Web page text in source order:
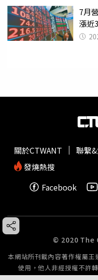
7月
漲近
關於CTWANT 聯繫
發燒熱搜
Facebook
© 2020 The
本網站所刊載內容著作權屬
使用，他人非經授權不許